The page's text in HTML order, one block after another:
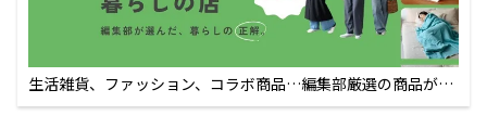
生活雑貨、ファッション、コラボ商品…編集部厳選の商品が買
えるECサイト